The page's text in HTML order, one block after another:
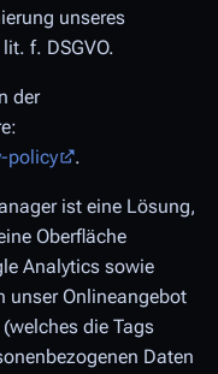
unseres
f. DSGVO.
der
policy
.
ist eine Lösung,
Oberfläche
Analytics sowie
unser Onlineangebot
die Tags
Daten